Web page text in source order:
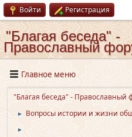
Войти Регистрация
"Благая беседа" -
Православный
Главное меню
"Благая беседа" - Православный
► Вопросы истории и жизни
►